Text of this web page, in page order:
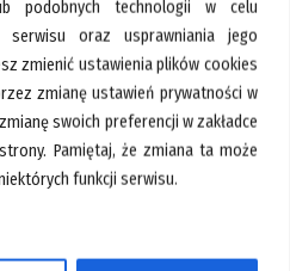
podobnych technologii w celu
oraz usprawniania jego
zmienić ustawienia plików cookies
zmianę ustawień prywatności w
swoich preferencji w zakładce
Pamiętaj, że zmiana ta może
funkcji serwisu.
SZUKAJ
– Bartycka 24/26, pawilon nr 93
nr 93, zlokalizowany na terenie
m²,dostępny od zaraz.